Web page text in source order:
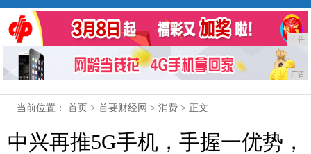
广告
广告
当前位置：首页 >首要财经网 >消费 > 正文
中兴再推5G手机，手握一优势，